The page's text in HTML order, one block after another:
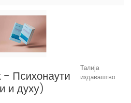
Психонаути
и духу)
Талија
издаваштво